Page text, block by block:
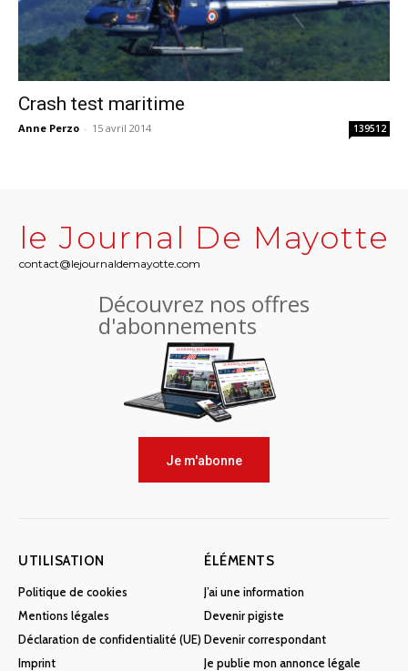
Crash test maritime
Anne Perzo - 15 avril 2014 139512
le Journal De Mayotte
contact@lejournaldemayotte.com
Découvrez nos offres
d'abonnements
Je m'abonne
UTILISATION
Politique de cookies
Mentions légales
Déclaration de confidentialité (UE)
Imprint
ÉLÉMENTS
J’ai une information
Devenir pigiste
Devenir correspondant
Je publie mon annonce légale